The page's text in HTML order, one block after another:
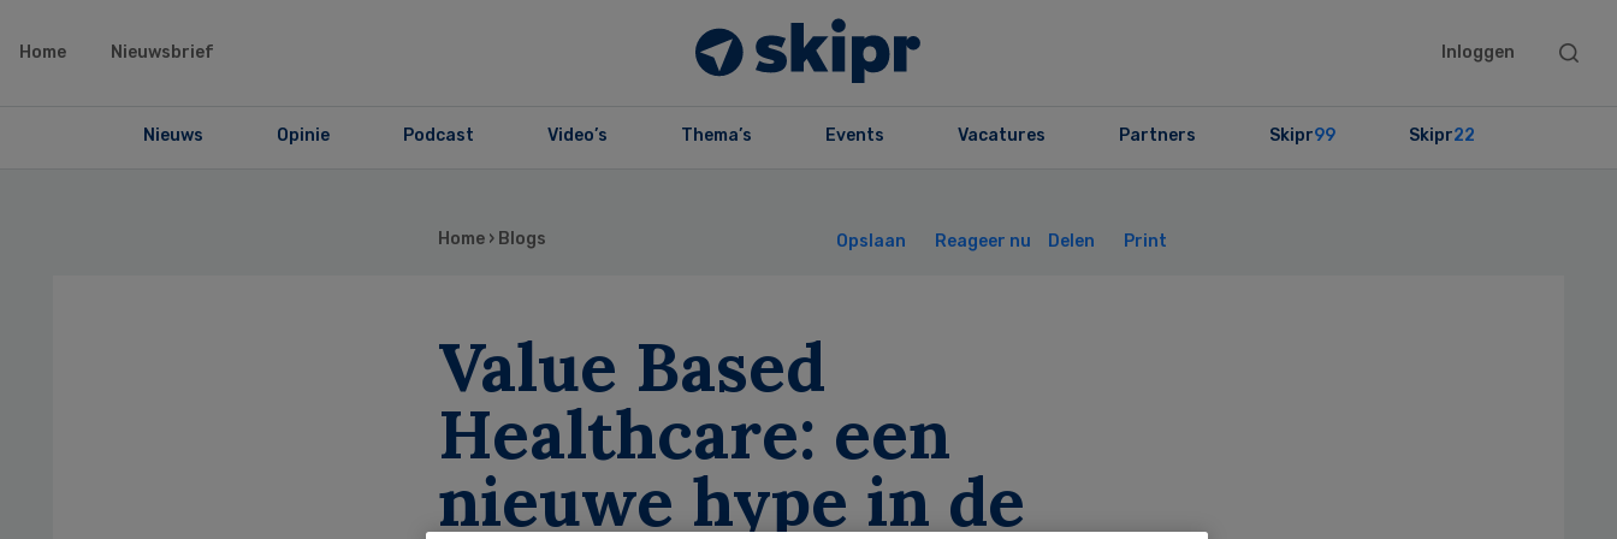
Home Nieuwsbrief Inloggen
Search
Nieuws Opinie Podcast Video’s Thema’s Events Vacatures Partners Skipr99 Skipr22
Home › Blogs Opslaan Reageer nu Delen Print
Value Based
Healthcare: een
nieuwe hype in de